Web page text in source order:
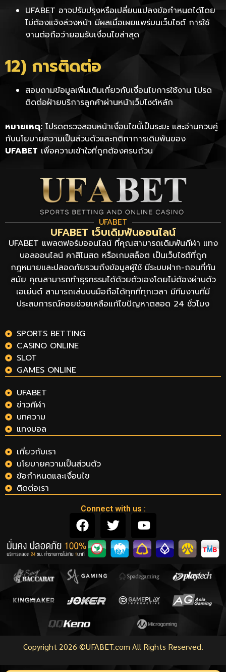
UFABET อาจปรับปรุงหรือเปลี่ยนแปลงข้อกำหนดได้โดย
ไม่ต้องแจ้งล่วงหน้า มีผลเมื่อเผยแพร่บนเว็บไซต์ การใช้
งานต่อถือว่ายอมรับเงื่อนไขล่าสุด
12) การติดต่อ
สอบถามข้อมูลเพิ่มเติมเกี่ยวกับเงื่อนไขการใช้งาน โปรด
ติดต่อฝ่ายบริการลูกค้าผ่านหน้าเว็บไซต์หลัก
หมายเหตุ: โปรดตรวจสอบหน้าเงื่อนไขนี้เป็นระยะ และอ่านควบคู่
กับนโยบายความเป็นส่วนตัวและกติกาการเดิมพันของ
UFABET เพื่อความเข้าใจที่ถูกต้องครบถ้วน
UFABET
UFABET เว็บเดิมพันออนไลน์
UFABET แพลตฟอร์มออนไลน์ ที่คุณสามารถเดิมพันกีฬา แทง
บอลออนไลน์ คาสิโนสด หรือเกมสล็อต เป็นเว็บไซต์ที่ถูก
กฎหมายและปลอดภัยรวมถึงข้อมูลผู้ใช้ มีระบบฝาก-ถอนที่ทัน
สมัย คุณสามารถทำธุรกรรมได้ด้วยตัวเองโดยไม่ต้องผ่านตัว
เอเย่นต์ สามารถเล่นบนมือถือได้ทุกที่ทุกเวลา มีทีมงานที่มี
ประสบการณ์คอยช่วยเหลือแก้ไขปัญหาตลอด 24 ชั่วโมง
SPORTS BETTING
CASINO ONLINE
SLOT
GAMES ONLINE
UFABET
ข่าวกีฬา
บทความ
แทงบอล
เกี่ยวกับเรา
นโยบายความเป็นส่วนตัว
ข้อกำหนดและเงื่อนไข
ติดต่อเรา
Connect with us :
Copyright 2026 ©UFABET.com All Rights Reserved.